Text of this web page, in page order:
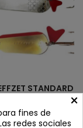
STANDARD
8CM 45GR
SILVER/GOLDReview(s):
Los señuelos
×
fines de
redes sociales